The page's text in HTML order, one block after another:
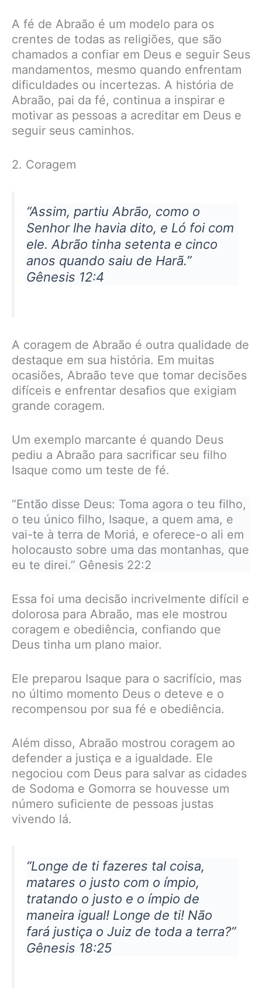
A fé de Abraão é um modelo para os
crentes de todas as religiões, que são
chamados a confiar em Deus e seguir Seus
mandamentos, mesmo quando enfrentam
dificuldades ou incertezas. A história de
Abraão, pai da fé, continua a inspirar e
motivar as pessoas a acreditar em Deus e
seguir seus caminhos.
2. Coragem
“Assim, partiu Abrão, como o
Senhor lhe havia dito, e Ló foi com
ele. Abrão tinha setenta e cinco
anos quando saiu de Harã.”
Gênesis 12:4
A coragem de Abraão é outra qualidade de
destaque em sua história. Em muitas
ocasiões, Abraão teve que tomar decisões
difíceis e enfrentar desafios que exigiam
grande coragem.
Um exemplo marcante é quando Deus
pediu a Abraão para sacrificar seu filho
Isaque como um teste de fé.
“Então disse Deus: Toma agora o teu filho,
o teu único filho, Isaque, a quem ama, e
vai-te à terra de Moriá, e oferece-o ali em
holocausto sobre uma das montanhas, que
eu te direi.” Gênesis 22:2
Essa foi uma decisão incrivelmente difícil e
dolorosa para Abraão, mas ele mostrou
coragem e obediência, confiando que
Deus tinha um plano maior.
Ele preparou Isaque para o sacrifício, mas
no último momento Deus o deteve e o
recompensou por sua fé e obediência.
Além disso, Abraão mostrou coragem ao
defender a justiça e a igualdade. Ele
negociou com Deus para salvar as cidades
de Sodoma e Gomorra se houvesse um
número suficiente de pessoas justas
vivendo lá.
“Longe de ti fazeres tal coisa,
matares o justo com o ímpio,
tratando o justo e o ímpio de
maneira igual! Longe de ti! Não
fará justiça o Juiz de toda a terra?”
Gênesis 18:25